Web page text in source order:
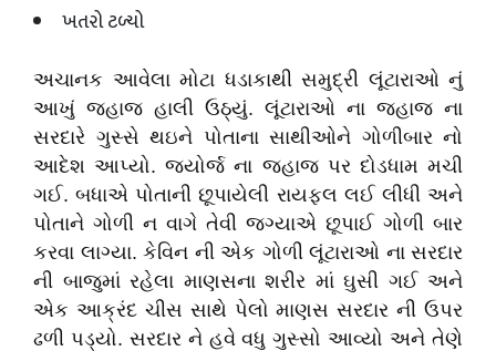
ખતરો ટળ્યો
અચાનક આવેલા મોટા ધડાકાથી સમુદ્રી લૂંટારાઓ નું
આખું જહાજ હાલી ઉઠ્યું. લૂંટારાઓ ના જહાજ ના
સરદારે ગુસ્સે થઇને પોતાના સાથીઓને ગોળીબાર નો
આદેશ આપ્યો. જ્યોર્જ ના જહાજ પર દોડધામ મચી
ગઈ. બધાએ પોતાની છૂપાયેલી રાયફલ લઈ લીધી અને
પોતાને ગોળી ન વાગે તેવી જગ્યાએ છૂપાઈ ગોળી બાર
કરવા લાગ્યા. કેવિન ની એક ગોળી લૂંટારાઓ ના સરદાર
ની બાજુમાં રહેલા માણસના શરીર માં ઘુસી ગઈ અને
એક આક્રંદ ચીસ સાથે પેલો માણસ સરદાર ની ઉપર
ઢળી પડ્યો. સરદાર ને હવે વધુ ગુસ્સો આવ્યો અને તેણે